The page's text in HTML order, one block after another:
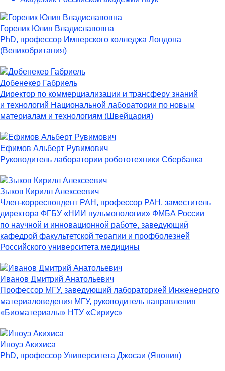
Горелик Юлия Владиславовна
PhD, профессор Имперского колледжа Лондона
(Великобритания)
Добенекер Габриель
Директор по коммерциализации и трансферу знаний
и технологий Национальной лаборатории по новым
материалам и технологиям (Швейцария)
Ефимов Альберт Рувимович
Руководитель лаборатории робототехники Сбербанка
Зыков Кирилл Алексеевич
Член-корреспондент РАН, профессор РАН, заместитель
директора ФГБУ «НИИ пульмонологии» ФМБА России
по научной и инновационной работе, заведующий
кафедрой факультетской терапии и профболезней
Российского университета медицины
Иванов Дмитрий Анатольевич
Профессор МГУ, заведующий лабораторией Инженерного
материаловедения МГУ, руководитель направления
«Биоматериалы» НТУ «Сириус»
Иноуэ Акихиса
PhD, профессор Университета Джосаи (Япония)